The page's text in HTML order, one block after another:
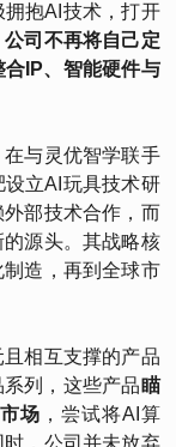
抱AI技术，打开
公司不再将自己定
IP、智能硬件与
与灵优智学联手
立AI玩具技术研
部技术合作，而
源头。其战略核
造，再到全球市
相互支撑的产品
列，这些产品瞄
场 ，尝试将AI算